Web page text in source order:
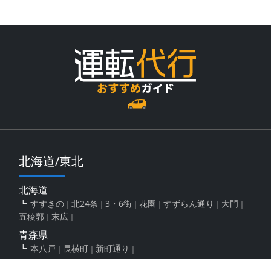
北海道/東北
北海道
すすきの 北24条 3・6街 花園 すずらん通り
大門
五稜郭
末広
青森県
本八戸 長横町 新町通り